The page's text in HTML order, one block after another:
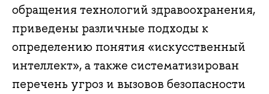
обращения технологий здравоохранения,
приведены различные подходы к
определению понятия «искусственный
интеллект», а также систематизирован
перечень угроз и вызовов безопасности